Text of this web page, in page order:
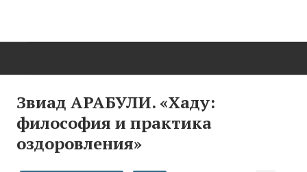
Нас поздравляют...
Там, где мы бывали...
Звиад АРАБУЛИ. «Хаду:
философия и практика
оздоровления»